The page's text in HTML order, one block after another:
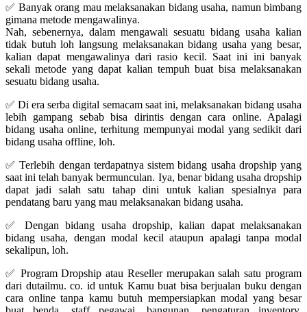
✅ Banyak orang mau melaksanakan bidang usaha, namun bimbang
gimana metode mengawalinya.
Nah, sebenernya, dalam mengawali sesuatu bidang usaha kalian
tidak butuh loh langsung melaksanakan bidang usaha yang besar,
kalian dapat mengawalinya dari rasio kecil. Saat ini ini banyak
sekali metode yang dapat kalian tempuh buat bisa melaksanakan
sesuatu bidang usaha.
✅ Di era serba digital semacam saat ini, melaksanakan bidang usaha
lebih gampang sebab bisa dirintis dengan cara online. Apalagi
bidang usaha online, terhitung mempunyai modal yang sedikit dari
bidang usaha offline, loh.
✅ Terlebih dengan terdapatnya sistem bidang usaha dropship yang
saat ini telah banyak bermunculan. Iya, benar bidang usaha dropship
dapat jadi salah satu tahap dini untuk kalian spesialnya para
pendatang baru yang mau melaksanakan bidang usaha.
✅ Dengan bidang usaha dropship, kalian dapat melaksanakan
bidang usaha, dengan modal kecil ataupun apalagi tanpa modal
sekalipun, loh.
✅ Program Dropship atau Reseller merupakan salah satu program
dari dutailmu. co. id untuk Kamu buat bisa berjualan buku dengan
cara online tanpa kamu butuh mempersiapkan modal yang besar